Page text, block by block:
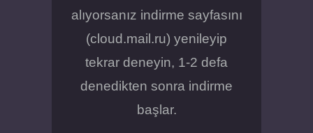
alıyorsanız indirme sayfasını
(cloud.mail.ru) yenileyip
tekrar deneyin, 1-2 defa
denedikten sonra indirme
başlar.